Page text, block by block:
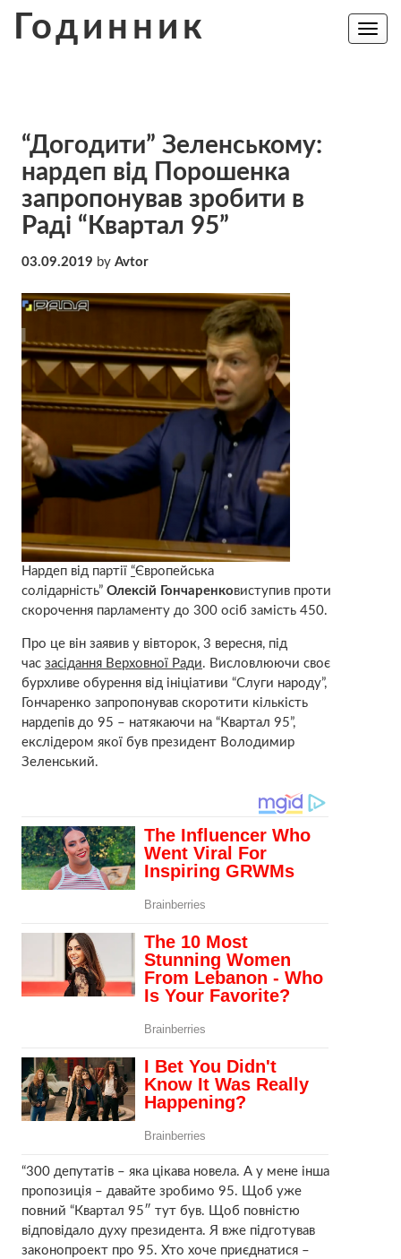
Годинник
Toggle
“Догодити” Зеленському:
нардеп від Порошенка
запропонував зробити в
Раді “Квартал 95”
03.09.2019 by Avtor
Нардеп від партії “Європейська
солідарність” Олексій Гончаренковиступив проти
скорочення парламенту до 300 осіб замість 450.
Про це він заявив у вівторок, 3 вересня, під
час засідання Верховної Ради. Висловлюючи своє
бурхливе обурення від ініціативи “Слуги народу”,
Гончаренко запропонував скоротити кількість
нардепів до 95 – натякаючи на “Квартал 95”,
екслідером якої був президент Володимир
Зеленський.
“300 депутатів – яка цікава новела. А у мене інша
пропозиція – давайте зробимо 95. Щоб уже
повний “Квартал 95″ тут був. Щоб повністю
відповідало духу президента. Я вже підготував
законопроект про 95. Хто хоче приєднатися –